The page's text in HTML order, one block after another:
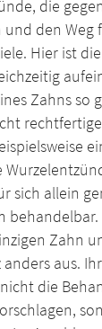
die
und den
Hier ist
Zahns so
sich allein
Zahn
anders aus.
die